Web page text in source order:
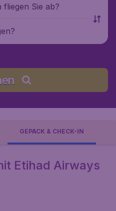
Sie ab?
GEPÄCK & CHECK-IN
Etihad Airways